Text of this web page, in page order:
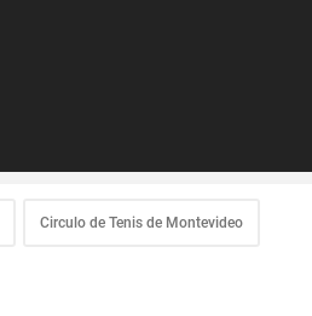
Circulo de Tenis de Montevideo